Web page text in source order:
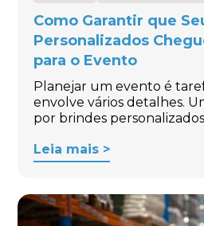
Como Garantir que
Personalizados
para o Evento
Planejar um evento é
envolve vários detalhes.
por brindes
Leia mais >